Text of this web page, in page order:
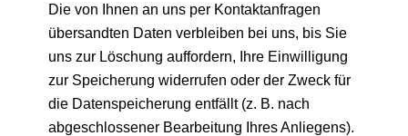
Die von Ihnen an uns per Kontaktanfragen
übersandten Daten verbleiben bei uns, bis Sie
uns zur Löschung auffordern, Ihre Einwilligung
zur Speicherung widerrufen oder der Zweck für
die Datenspeicherung entfällt (z. B. nach
abgeschlossener Bearbeitung Ihres Anliegens).